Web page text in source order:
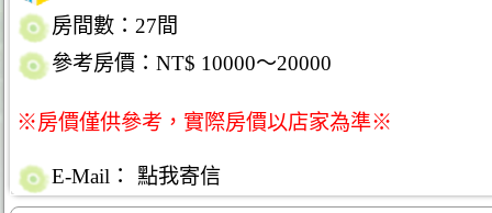
房間數：27間
參考房價：NT$ 10000～20000
※房價僅供參考，實際房價以店家為準※
E-Mail： 點我寄信